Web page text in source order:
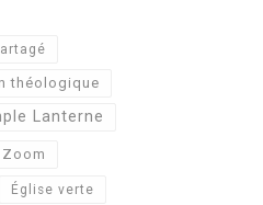
théologique
Lanterne
Zoom
Église verte